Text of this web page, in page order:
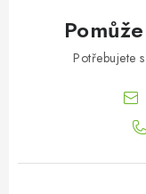
Potřebujete